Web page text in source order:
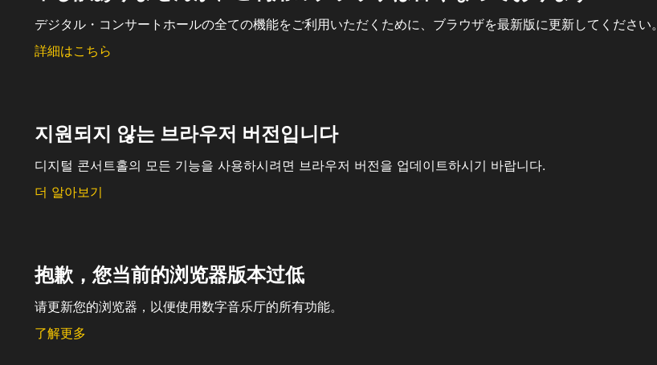
デジタル・コンサートホールの全ての機能をご利用いただくために、ブラウザを最新版に更新してください。
詳細はこちら
지원되지 않는 브라우저 버전입니다
디지털 콘서트홀의 모든 기능을 사용하시려면 브라우저 버전을 업데이트하시기 바랍니다.
더 알아보기
抱歉，您当前的浏览器版本过低
请更新您的浏览器，以便使用数字音乐厅的所有功能。
了解更多